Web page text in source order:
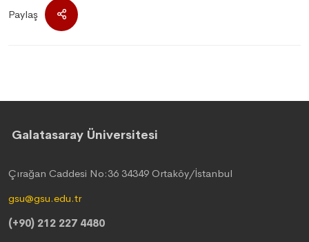
Paylaş
Galatasaray Üniversitesi
Çırağan Caddesi No:36 34349 Ortaköy/İstanbul
gsu@gsu.edu.tr
(+90) 212 227 4480